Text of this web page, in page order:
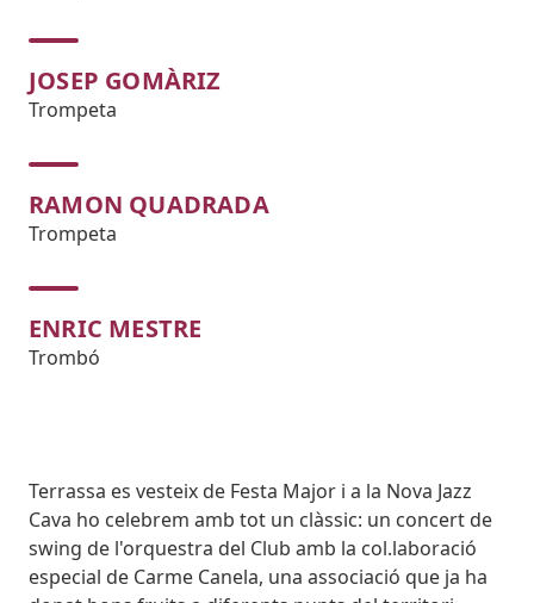
JOSEP GOMÀRIZ
Trompeta
RAMON QUADRADA
Trompeta
ENRIC MESTRE
Trombó
Body
Terrassa es vesteix de Festa Major i a la Nova Jazz
Cava ho celebrem amb tot un clàssic: un concert de
swing de l'orquestra del Club amb la col.laboració
especial de Carme Canela, una associació que ja ha